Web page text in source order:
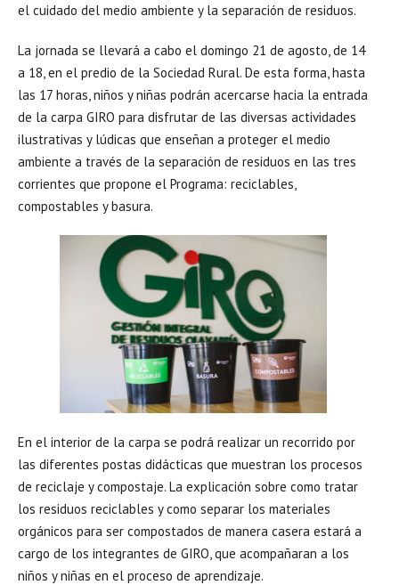
el cuidado del medio ambiente y la separación de residuos.
La jornada se llevará a cabo el domingo 21 de agosto, de 14
a 18, en el predio de la Sociedad Rural. De esta forma, hasta
las 17 horas, niños y niñas podrán acercarse hacia la entrada
de la carpa GIRO para disfrutar de las diversas actividades
ilustrativas y lúdicas que enseñan a proteger el medio
ambiente a través de la separación de residuos en las tres
corrientes que propone el Programa: reciclables,
compostables y basura.
En el interior de la carpa se podrá realizar un recorrido por
las diferentes postas didácticas que muestran los procesos
de reciclaje y compostaje. La explicación sobre como tratar
los residuos reciclables y como separar los materiales
orgánicos para ser compostados de manera casera estará a
cargo de los integrantes de GIRO, que acompañaran a los
niños y niñas en el proceso de aprendizaje.